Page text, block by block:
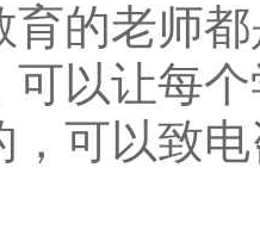
老师都
可以让每
可以致